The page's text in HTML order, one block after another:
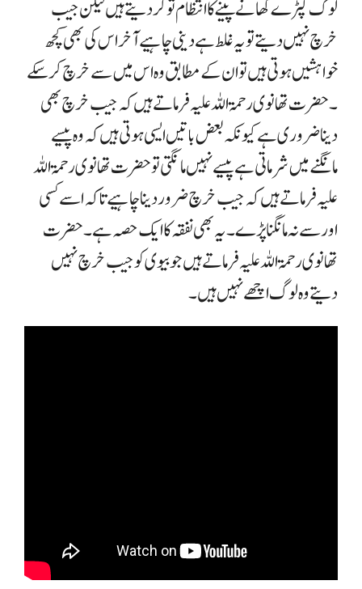
لوگ کپڑے کھانے پینے کا انتظام تو کر دیتے ہیں لیکن جیب
خرچ نہیں دیتے تو یہ غلط ہے دینی چاہیے آخر اس کی بھی کچھ
خواہشیں ہوتی ہیں تو ان کے مطابق وہ اس میں سے خرچ کرسکے
۔ حضرت تھانوی رحمۃ اللہ علیہ فرماتے ہیں کہ جیب خرچ بھی
دینا ضروری ہے کیونکہ بعض باتیں ایسی ہوتی ہیں کہ وہ پیسے
مانگنے میں شرما تی ہے پیسے نہیں مانگتی تو حضرت تھانوی رحمۃ اللہ
علیہ فرماتے ہیں کہ جیب خرچ ضرور دینا چاہیے تاکہ اسے کسی
اور سے نہ مانگناپڑے ۔یہ بھی نفقہ کا ایک حصہ ہے ۔ حضرت
تھانوی رحمۃ اللہ علیہ فرماتے ہیں جو بیوی کو جیب خرچ نہیں
دیتے وہ لوگ اچھے نہیں ہیں ۔